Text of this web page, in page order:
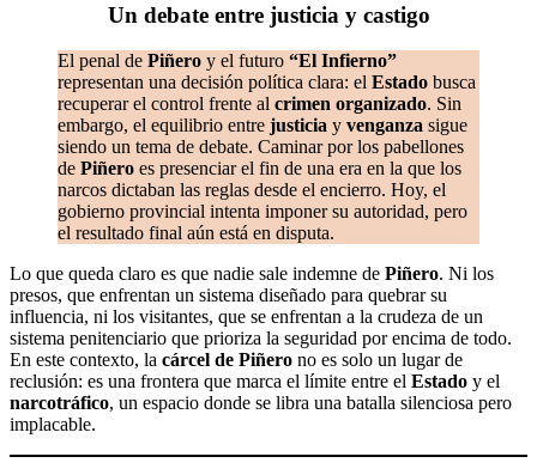
Un debate entre justicia y castigo
El penal de Piñero y el futuro “El Infierno”
representan una decisión política clara: el Estado busca
recuperar el control frente al crimen organizado. Sin
embargo, el equilibrio entre justicia y venganza sigue
siendo un tema de debate. Caminar por los pabellones
de Piñero es presenciar el fin de una era en la que los
narcos dictaban las reglas desde el encierro. Hoy, el
gobierno provincial intenta imponer su autoridad, pero
el resultado final aún está en disputa.
Lo que queda claro es que nadie sale indemne de Piñero. Ni los
presos, que enfrentan un sistema diseñado para quebrar su
influencia, ni los visitantes, que se enfrentan a la crudeza de un
sistema penitenciario que prioriza la seguridad por encima de todo.
En este contexto, la cárcel de Piñero no es solo un lugar de
reclusión: es una frontera que marca el límite entre el Estado y el
narcotráfico, un espacio donde se libra una batalla silenciosa pero
implacable.